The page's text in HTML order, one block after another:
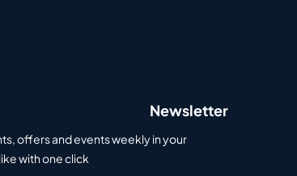
Newsletter
offers and events weekly in your
with one click.